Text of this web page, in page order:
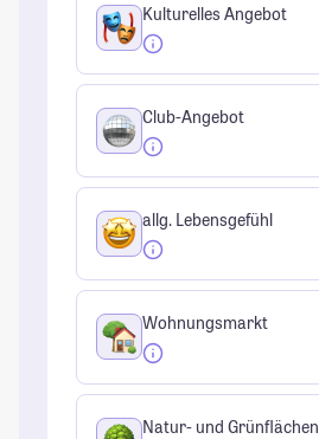
Kulturelles Angebot
Club-Angebot
allg. Lebensgefühl
Wohnungsmarkt
Natur- und Grünflächen